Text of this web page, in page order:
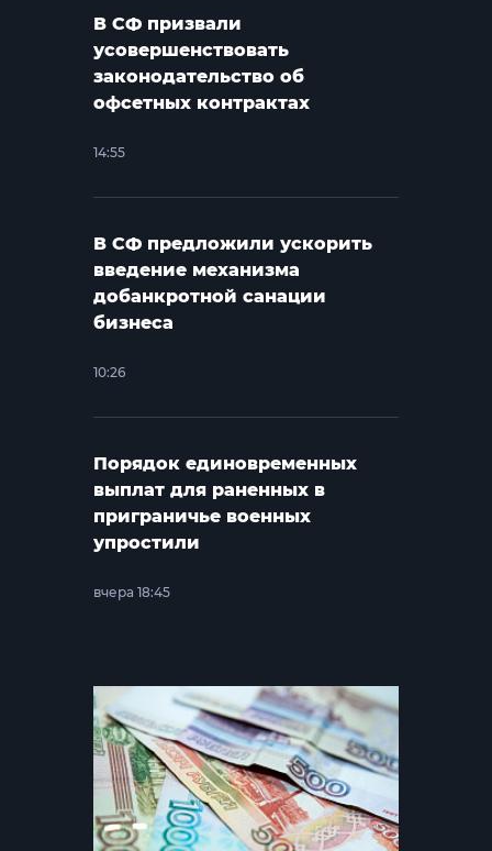
В СФ призвали
усовершенствовать
законодательство об
офсетных контрактах
14:55
В СФ предложили ускорить
введение механизма
добанкротной санации
бизнеса
10:26
Порядок единовременных
выплат для раненных в
приграничье военных
упростили
вчера 18:45